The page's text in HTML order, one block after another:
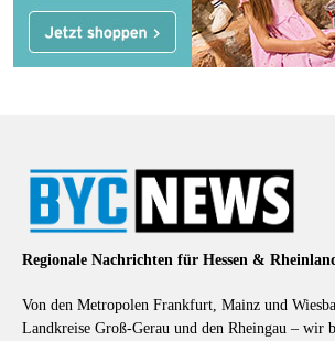
Regionale Nachrichten für Hessen &
Von den Metropolen Frankfurt, Mainz und
Landkreise Groß-Gerau und den Rheingau – wir